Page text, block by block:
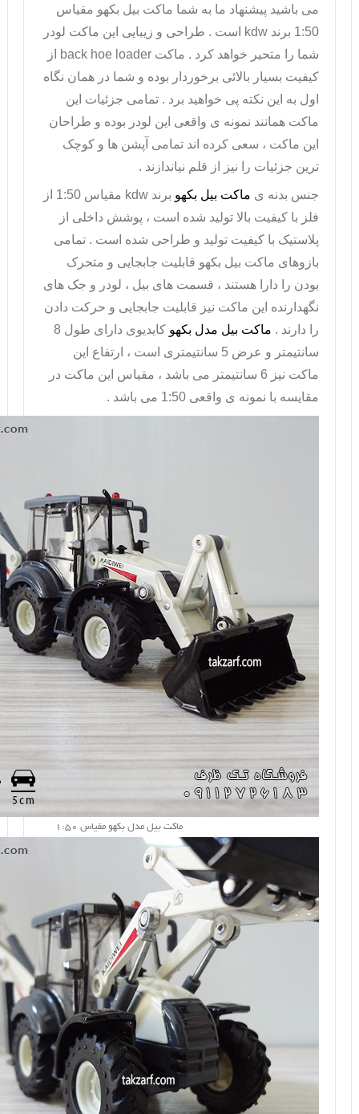
می باشید پیشنهاد ما به شما ماکت بیل بکهو مقیاس
1:50 برند kdw است . طراحی و زیبایی این
ماکت لودر
شما را متحیر خواهد کرد . ماکت back hoe loader
از
کیفیت بسیار بالائی برخوردار بوده و شما در همان نگاه
اول به این نکته پی خواهید برد . تمامی جزئیات این
ماکت همانند نمونه ی واقعی این لودر بوده و طراحان
این ماکت ، سعی کرده اند تمامی آپشن ها و کوچک
ترین جزئیات را نیز از قلم نیاندازند .
جنس بدنه ی ماکت بیل بکهو برند kdw مقیاس 1:50
از
فلز با کیفیت بالا تولید شده است ، پوشش داخلی از
پلاستیک با کیفیت تولید و طراحی شده است . تمامی
بازوهای ماکت بیل بکهو قابلیت جابجایی و متحرک
بودن را دارا هستند ، قسمت های بیل ، لودر و جک های
نگهدارنده این ماکت نیز قابلیت جابجایی و حرکت دادن
را دارند . ماکت بیل مدل بکهو کایدیوی دا
رای طول 8
سانتیمتر و عرض 5 سانتیمتری است ، ارتفاع این
ماکت نیز 6 سانتیمتر می باشد ، مقیاس این ماکت در
مقایسه با نمونه ی واقعی 1:50 می باشد .
ماکت بیل مدل بکهو مقیاس 1:50